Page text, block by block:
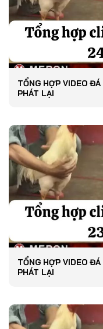
TỔNG HỢP VIDEO
PHÁT LẠI
TỔNG HỢP VIDEO
PHÁT LẠI